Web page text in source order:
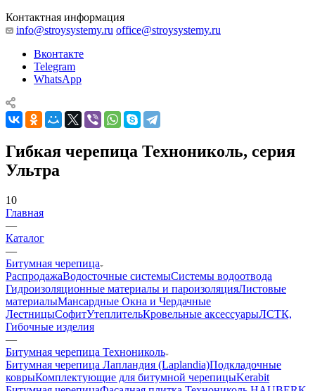
Контактная информация
info@stroysystemy.ru office@stroysystemy.ru
Вконтакте
Telegram
WhatsApp
Гибкая черепица Технониколь, серия
Ультра
10
Главная
—
Каталог
—
Битумная черепица
РаспродажаВодосточные системыСистемы водоотвода
Гидроизоляционные материалы и пароизоляцияЛистовые
материалыМансардные Окна и Чердачные
ЛестницыСофитУтеплительКровельные аксессуарыЛСТК,
Гибочные изделия
—
Битумная черепица Технониколь
Битумная черепица Лапландия (Laplandia)Подкладочные
коврыКомплектующие для битумной черепицыKerabit